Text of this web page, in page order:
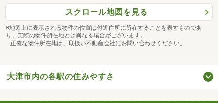
スクロール地図を見る
※地図上に表示される物件の位置は付近住所に所在することを表すものであ
り、実際の物件所在地とは異なる場合がございます。
正確な物件所在地は、取扱い不動産会社にお問い合わせください。
大津市内の各駅の住みやすさ